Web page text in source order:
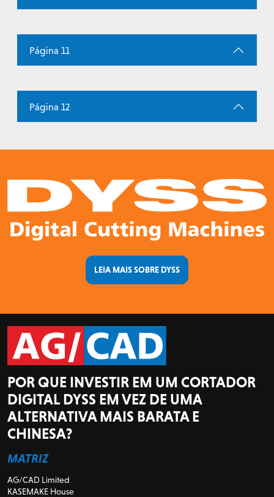
Página 11
Página 12
LEIA MAIS SOBRE DYSS
POR QUE INVESTIR EM UM CORTADOR
DIGITAL DYSS EM VEZ DE UMA
ALTERNATIVA MAIS BARATA E
CHINESA?
MATRIZ
AG/CAD Limited
KASEMAKE House